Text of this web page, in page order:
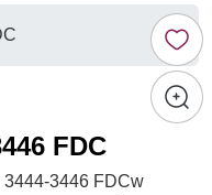
FDC
3446 FDCw